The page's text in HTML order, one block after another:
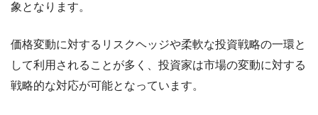
象となります。
価格変動に対するリスクヘッジや柔軟な投資戦略の一環と
して利用されることが多く、投資家は市場の変動に対する
戦略的な対応が可能となっています。